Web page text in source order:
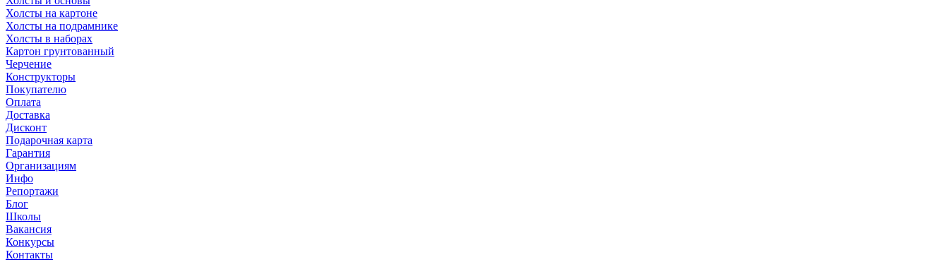
Холсты на картоне
Холсты на подрамнике
Холсты в наборах
Картон грунтованный
Черчение
Конструкторы
Покупателю
Оплата
Доставка
Дисконт
Подарочная карта
Гарантия
Организациям
Инфо
Репортажи
Блог
Школы
Вакансия
Конкурсы
Контакты